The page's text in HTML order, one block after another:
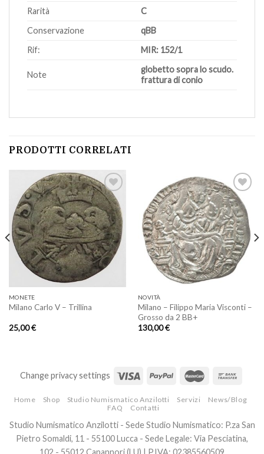
Rarità
C
Conservazione
qBB
Rif:
MIR: 152/1
Note
globetto sopra lo scudo.
frattura di conio
PRODOTTI CORRELATI
Aggiungi
a lista
dei
desideri
MONETE
Milano Carlo V – Trillina
25,00€
Aggiungi
a lista
dei
desideri
NOVITÀ
Milano – Filippo Maria Visconti –
Grosso da 2 BB+
130,00€
Change privacy settings
Home Shop Studio Numismatico Anzilotti Servizi
News/Blog
FAQ
Contatti
Studio Numismatico Anzilotti - Sede Studio Numismatico: P.za San
Pietro Somaldi, 11 - 55100 Lucca - Sede Legale: Via Pesciatina,
102 - 55012 Capannori (LU) | P.IVA: 02385560509